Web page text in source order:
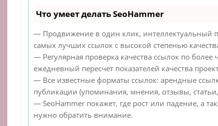
Что умеет делать SeoHammer
— Продвижение в один клик, интеллектуальный
самых лучших ссылок с высокой степенью
— Регулярная проверка качества ссылок по более
ежедневный пересчет показателей качества
— Все известные форматы ссылок: арендные
публикации (упоминания, мнения, отзывы,
— SeoHammer покажет, где рост или падение, а
нужно обратить внимание.